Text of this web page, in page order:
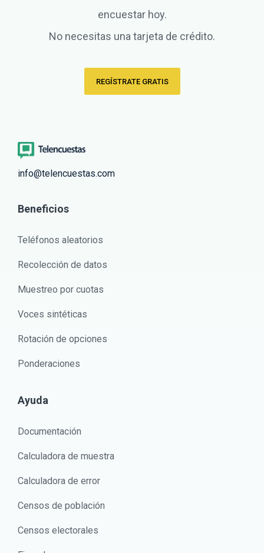
encuestar hoy.
No necesitas una tarjeta de crédito.
REGÍSTRATE GRATIS
info@telencuestas.com
Beneficios
Teléfonos aleatorios
Recolección de datos
Muestreo por cuotas
Voces sintéticas
Rotación de opciones
Ponderaciones
Ayuda
Documentación
Calculadora de muestra
Calculadora de error
Censos de población
Censos electorales